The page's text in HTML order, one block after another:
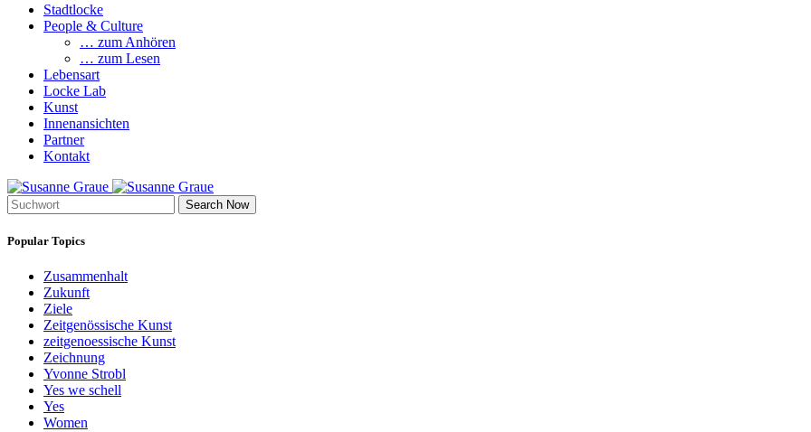
Stadtlocke
People & Culture
… zum Anhören
… zum Lesen
Lebensart
Locke Lab
Kunst
Innenansichten
Partner
Kontakt
Search Now
Popular Topics
Zusammenhalt
Zukunft
Ziele
Zeitgenössische Kunst
zeitgenoessische Kunst
Zeichnung
Yvonne Strobl
Yes we schell
Yes
Women